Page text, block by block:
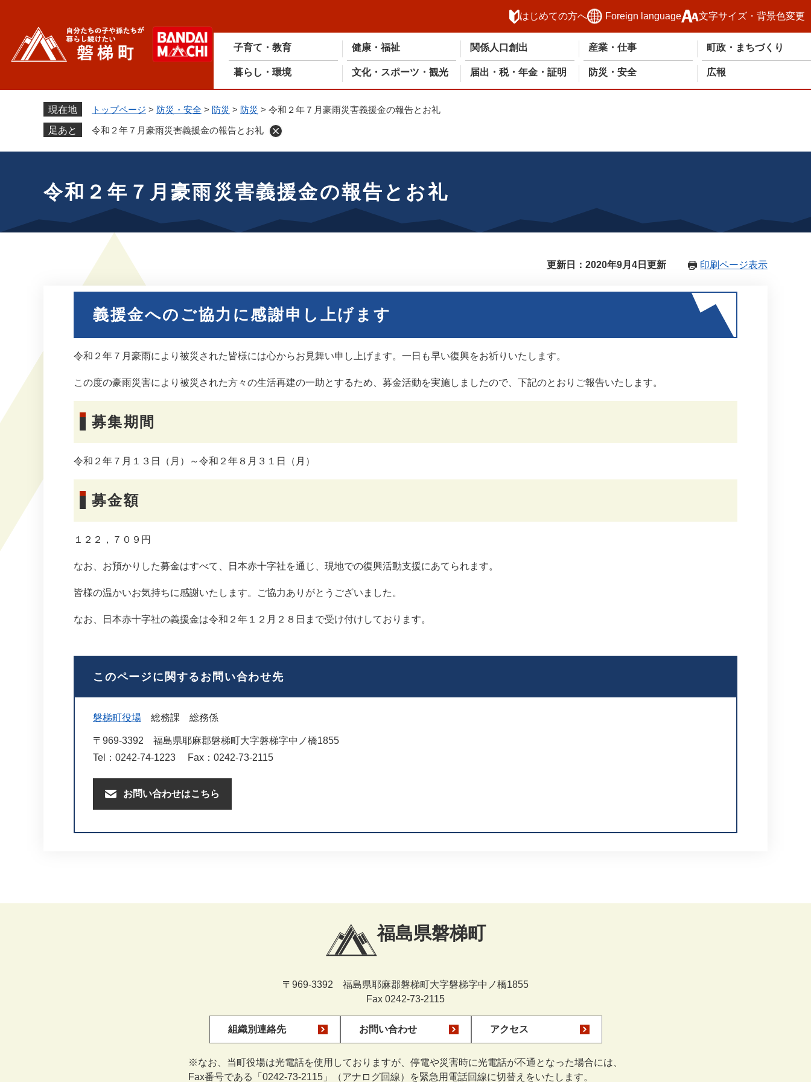
はじめての方へ Foreign language 文字サイズ・背景色変更
子育て・教育 健康・福祉 関係人口創出 産業・仕事 町政・まちづくり
暮らし・環境 文化・スポーツ・観光 届出・税・年金・証明 防災・安全 広報
現在地 トップページ > 防災・安全 > 防災 > 防災 > 令和２年７月豪雨災害義援金の報告とお礼
足あと
令和２年７月豪雨災害義援金の報告とお礼
令和２年７月豪雨災害義援金の報告とお礼
更新日：2020年9月4日更新 印刷ページ表示
義援金へのご協力に感謝申し上げます
令和２年７月豪雨により被災された皆様には心からお見舞い申し上げます。一日も早い復興をお祈りいたします。
この度の豪雨災害により被災された方々の生活再建の一助とするため、募金活動を実施しましたので、下記のとおりご報告いたします。
募集期間
令和２年７月１３日（月）～令和２年８月３１日（月）
募金額
１２２，７０９円
なお、お預かりした募金はすべて、日本赤十字社を通じ、現地での復興活動支援にあてられます。
皆様の温かいお気持ちに感謝いたします。ご協力ありがとうございました。
なお、日本赤十字社の義援金は令和２年１２月２８日まで受け付けしております。
このページに関するお問い合わせ先
磐梯町役場 総務課 総務係
〒969-3392
福島県耶麻郡磐梯町大字磐梯字中ノ橋1855
Tel：0242-74-1223
Fax：0242-73-2115
お問い合わせはこちら
福島県磐梯町
〒969-3392 福島県耶麻郡磐梯町大字磐梯字中ノ橋1855
Fax 0242-73-2115
組織別連絡先 お問い合わせ アクセス
※なお、当町役場は光電話を使用しておりますが、停電や災害時に光電話が不通となった場合には、
Fax番号である「0242-73-2115」（アナログ回線）を緊急用電話回線に切替えをいたします。